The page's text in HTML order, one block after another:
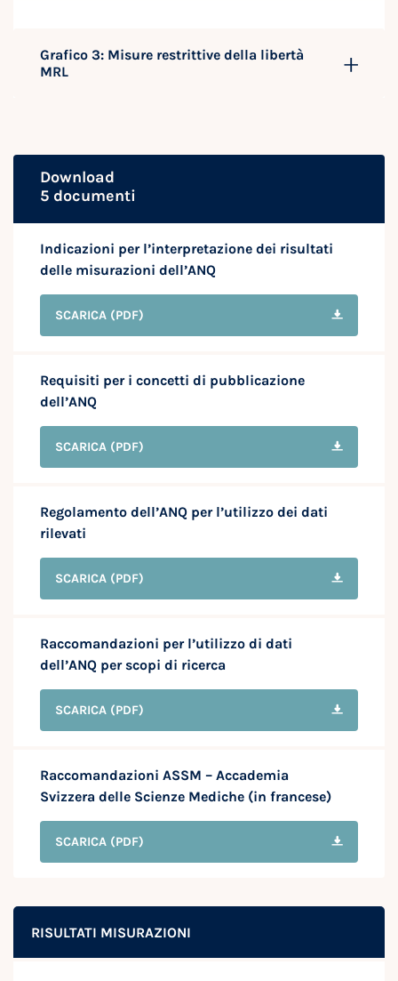
RISULTATI MISURAZIONI
Grafico 3: Misure restrittive della libertà
MRL
Download
5 documenti
Indicazioni per l’interpretazione dei risultati
delle misurazioni dell’ANQ
SCARICA (PDF)
Requisiti per i concetti di pubblicazione
dell’ANQ
SCARICA (PDF)
Regolamento dell’ANQ per l’utilizzo dei dati
rilevati
SCARICA (PDF)
Raccomandazioni per l’utilizzo di dati
dell’ANQ per scopi di ricerca
SCARICA (PDF)
Raccomandazioni ASSM – Accademia
Svizzera delle Scienze Mediche (in francese)
SCARICA (PDF)